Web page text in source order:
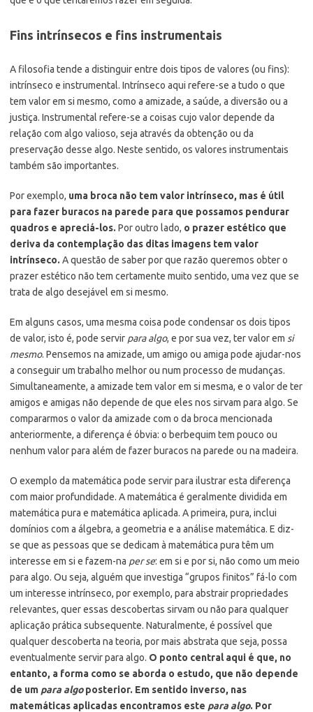
Fins intrínsecos e fins instrumentais
A filosofia tende a distinguir entre dois tipos de valores (ou fins):
intrínseco e instrumental. Intrínseco aqui refere-se a tudo o que
tem valor em si mesmo, como a amizade, a saúde, a diversão ou a
justiça. Instrumental refere-se a coisas cujo valor depende da
relação com algo valioso, seja através da obtenção ou da
preservação desse algo. Neste sentido, os valores instrumentais
também são importantes.
Por exemplo, uma broca não tem valor intrínseco, mas é útil
para fazer buracos na parede para que possamos pendurar
quadros e apreciá-los. Por outro lado, o prazer estético que
deriva da contemplação das ditas imagens tem valor
intrínseco. A questão de saber por que razão queremos obter o
prazer estético não tem certamente muito sentido, uma vez que se
trata de algo desejável em si mesmo.
Em alguns casos, uma mesma coisa pode condensar os dois tipos
de valor, isto é, pode servir para algo, e por sua vez, ter valor em si
mesmo. Pensemos na amizade, um amigo ou amiga pode ajudar-nos
a conseguir um trabalho melhor ou num processo de mudanças.
Simultaneamente, a amizade tem valor em si mesma, e o valor de ter
amigos e amigas não depende de que eles nos sirvam para algo. Se
compararmos o valor da amizade com o da broca mencionada
anteriormente, a diferença é óbvia: o berbequim tem pouco ou
nenhum valor para além de fazer buracos na parede ou na madeira.
O exemplo da matemática pode servir para ilustrar esta diferença
com maior profundidade. A matemática é geralmente dividida em
matemática pura e matemática aplicada. A primeira, pura, inclui
domínios com a álgebra, a geometria e a análise matemática. E diz-
se que as pessoas que se dedicam à matemática pura têm um
interesse em si e fazem-na per se: em si e por si, não como um meio
para algo. Ou seja, alguém que investiga “grupos finitos” fá-lo com
um interesse intrínseco, por exemplo, para abstrair propriedades
relevantes, quer essas descobertas sirvam ou não para qualquer
aplicação prática subsequente. Naturalmente, é possível que
qualquer descoberta na teoria, por mais abstrata que seja, possa
eventualmente servir para algo. O ponto central aqui é que, no
entanto, a forma como se aborda o estudo, que não depende
de um para algoposterior. Em sentido inverso, nas
matemáticas aplicadas encontramos este para algo. Por